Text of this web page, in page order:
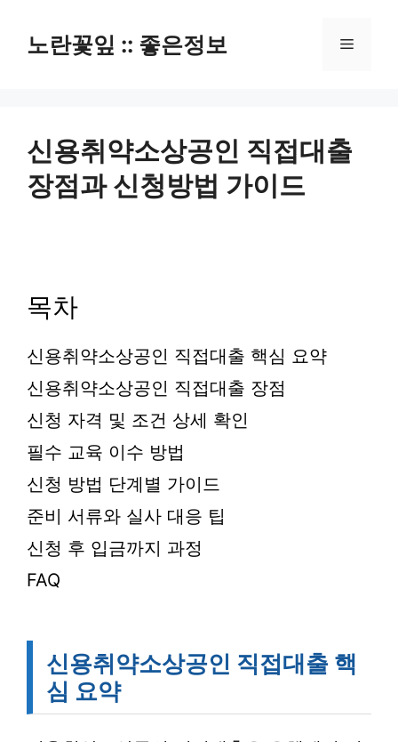
노란꽃잎 :: 좋은정보 메
신용취약소상공인 직접대출
장점과 신청방법 가이드
목차
신용취약소상공인 직접대출 핵심 요약
신용취약소상공인 직접대출 장점
신청 자격 및 조건 상세 확인
필수 교육 이수 방법
신청 방법 단계별 가이드
준비 서류와 실사 대응 팁
신청 후 입금까지 과정
FAQ
신용취약소상공인 직접대출 핵
심 요약